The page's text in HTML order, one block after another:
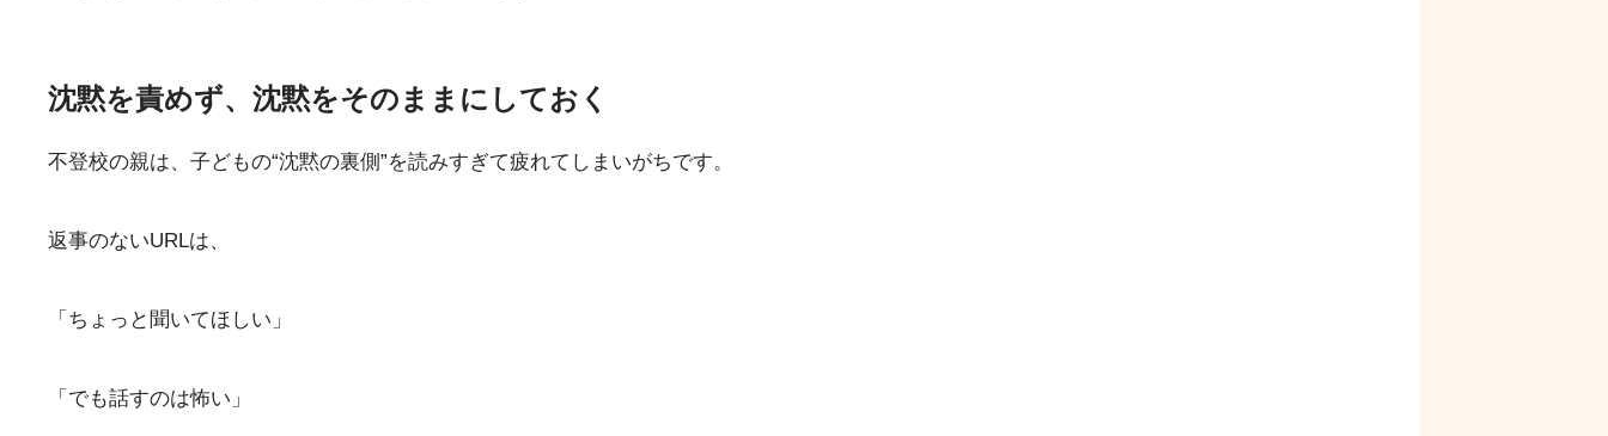
沈黙を責めず、沈黙をそのままにしておく
不登校の親は、子どもの“沈黙の裏側”を読みすぎて疲れてしまいがちです。
返事のないURLは、
「ちょっと聞いてほしい」
「でも話すのは怖い」